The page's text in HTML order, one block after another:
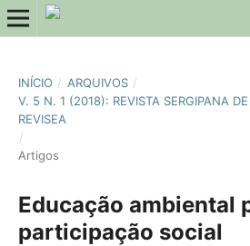
INÍCIO / ARQUIVOS /
V. 5 N. 1 (2018): REVISTA SERGIPANA
REVISEA
/
Artigos
Educação ambiental
participação social